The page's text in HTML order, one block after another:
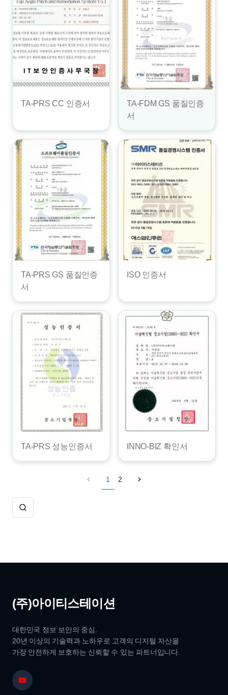
TA-PRS CC 인증서
TA-FDM GS 품질인증
서
TA-PRS GS 품질인증
서
ISO 인증서
TA-PRS 성능인증서 INNO-BIZ 확인서
1 2
(주)아이티스테이션
대한민국 정보 보안의 중심.
20년 이상의 기술력과 노하우로 고객의 디지털 자산을
가장 안전하게 보호하는 신뢰할 수 있는 파트너입니다.